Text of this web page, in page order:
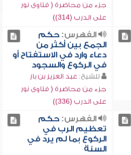
جزء من محاضرة ( فتاوى نور
على الدرب (314))
الفهرس:حكم
الجمع بين أكثر من
دعاء وارد في الاستفتاح أو
في الركوع والسجود
للشيخ: عبد العزيز بن باز
جزء من محاضرة ( فتاوى نور
على الدرب (336))
الفهرس:حكم
تعظيم الرب في
الركوع بما لم يرد في
السنة